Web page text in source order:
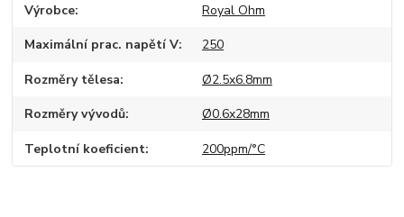
Výrobce Royal Ohm
Maximální prac. napětí V 250
Rozměry tělesa Ø2.5x6.8mm
Rozměry vývodů Ø0.6x28mm
Teplotní koeficient 200ppm/°C